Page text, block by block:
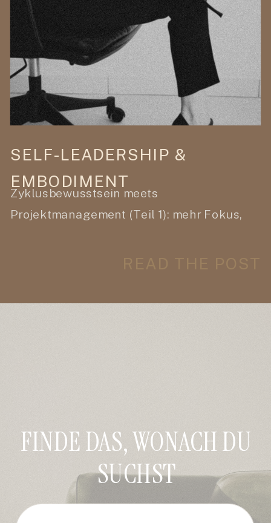
Zyklusbewusstsein meets
Projektmanagement (Teil 1): mehr Fokus,
SELF-LEADERSHIP &
EMBODIMENT
FINDE DAS, WONACH DU
SUCHST